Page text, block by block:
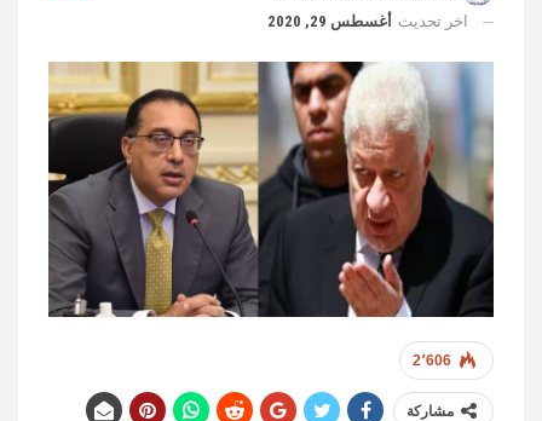
اخر تحديث أغسطس 29, 2020
2٬606
مشاركة